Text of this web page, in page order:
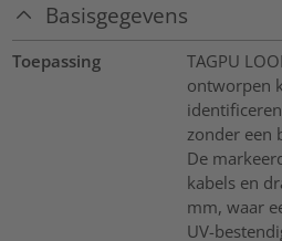
Basisgegevens
Toepassing
TAGPU
ontworpen
zonder een
De
kabels en
mm, waar
UV-